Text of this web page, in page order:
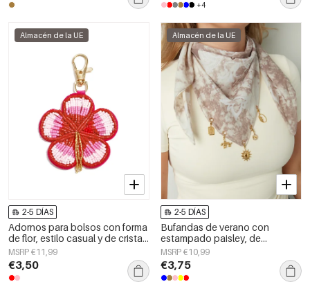
+4
Almacén de la UE
2-5 DÍAS
Adornos para bolsos con forma
de flor, estilo casual y de cristal,
accesorios diarios.
MSRP €11,99
€3,50
Almacén de la UE
2-5 DÍAS
Bufandas de verano con
estampado paisley, de
algodón, ideales para
vacaciones y uso diario.
MSRP €10,99
€3,75